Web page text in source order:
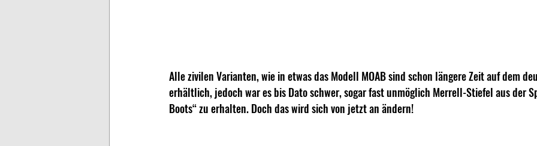
Alle zivilen Varianten, wie in etwas das Modell MOAB sind schon längere Zeit auf dem
erhältlich, jedoch war es bis Dato schwer, sogar fast unmöglich Merrell-Stiefel aus der
Boots“ zu erhalten. Doch das wird sich von jetzt an ändern!